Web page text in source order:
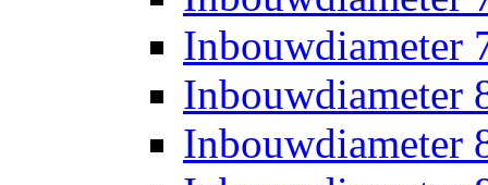
Inbouwdiameter
Inbouwdiameter
Inbouwdiameter